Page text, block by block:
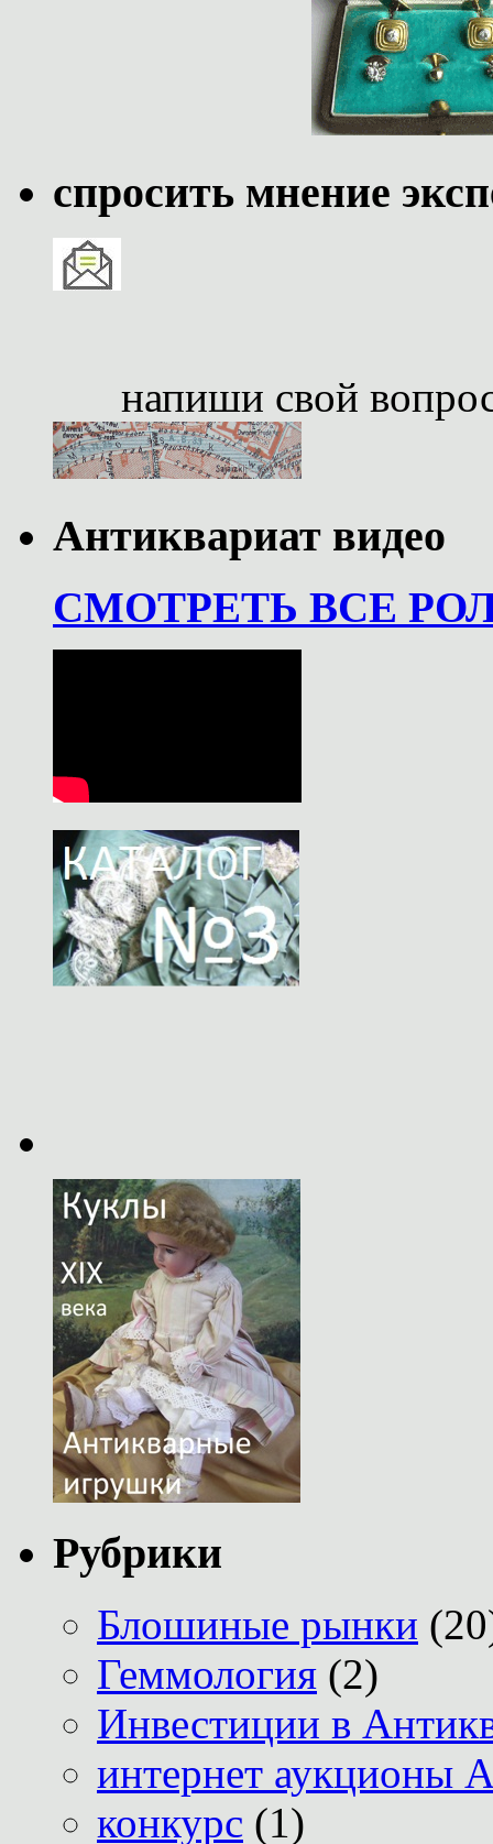
спросить мнение
напиши свой
Антиквариат видео
СМОТРЕТЬ ВСЕ
Рубрики
Блошиные рынки
Геммология (2)
Инвестиции в
интернет аукционы
конкурс (1)